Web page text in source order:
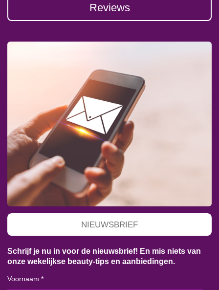
Reviews
NIEUWSBRIEF
Schrijf je nu in voor de nieuwsbrief! En mis niets van
onze wekelijkse beauty-tips en aanbiedingen.
Voornaam *